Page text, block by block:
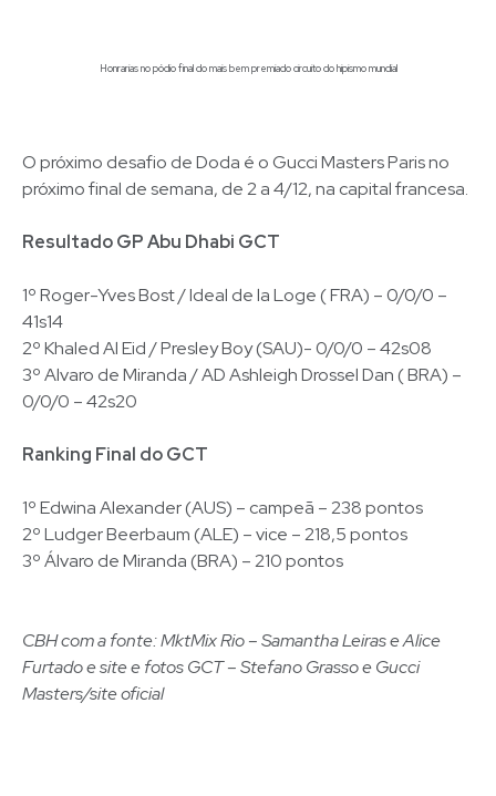
Honrarias no pódio final do mais bem premiado circuito do hipismo mundial
O próximo desafio de Doda é o Gucci Masters Paris no
próximo final de semana, de 2 a 4/12, na capital francesa.
Resultado GP Abu Dhabi GCT
1º Roger-Yves Bost / Ideal de la Loge ( FRA) – 0/0/0 –
41s14
2º Khaled Al Eid / Presley Boy (SAU)- 0/0/0 – 42s08
3º Alvaro de Miranda / AD Ashleigh Drossel Dan ( BRA) –
0/0/0 – 42s20
Ranking Final do GCT
1º Edwina Alexander (AUS) – campeã – 238 pontos
2º Ludger Beerbaum (ALE) – vice – 218,5 pontos
3º Álvaro de Miranda (BRA) – 210 pontos
CBH com a fonte: MktMix Rio – Samantha Leiras e Alice
Furtado e site e fotos GCT – Stefano Grasso e Gucci
Masters/site oficial